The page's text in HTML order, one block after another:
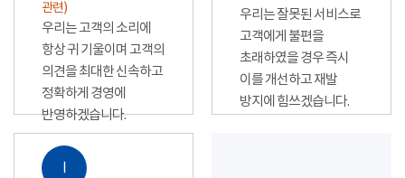
관련)
우리는 고객의 소리에
항상 귀 기울이며 고객의
의견을 최대한 신속하고
정확하게 경영에
반영하겠습니다.
우리는 잘못된 서비스로
고객에게 불편을
초래하였을 경우 즉시
이를 개선하고 재발
방지에 힘쓰겠습니다.
Ⅰ